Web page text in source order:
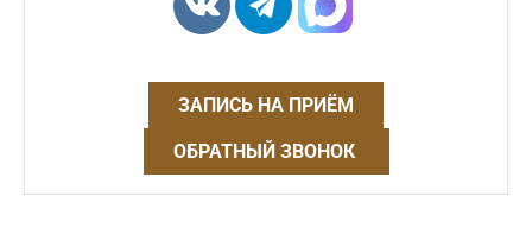
ЗАПИСЬ НА ПРИЁМ
ОБРАТНЫЙ ЗВОНОК